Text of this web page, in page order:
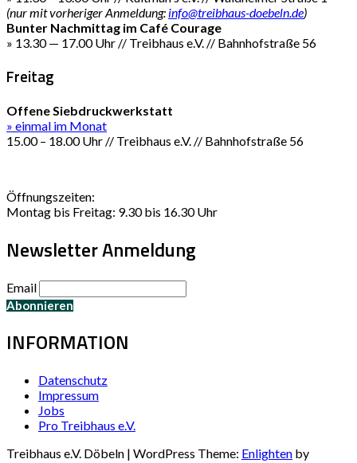
(nur mit vorheriger Anmeldung: info@treibhaus-doebeln.de)
Bunter Nachmittag im Café Courage
» 13.30 — 17.00 Uhr // Treibhaus e.V. // Bahnhofstraße 56
Freitag
Offene Siebdruckwerkstatt
» einmal im Monat
15.00 – 18.00 Uhr // Treibhaus e.V. // Bahnhofstraße 56
Öffnungszeiten:
Montag bis Freitag: 9.30 bis 16.30 Uhr
Newsletter Anmeldung
Email
INFORMATION
Datenschutz
Impressum
Jobs
Pro Treibhaus e.V.
Treibhaus e.V. Döbeln | WordPress Theme: Enlighten by